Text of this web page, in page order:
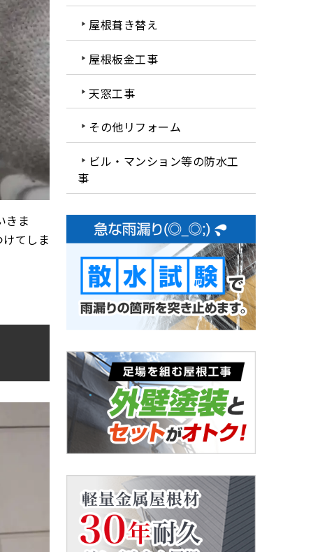
きま
てしま
屋根葺き替え
屋根板金工事
天窓工事
その他リフォーム
ビル・マンション等の防水工
事